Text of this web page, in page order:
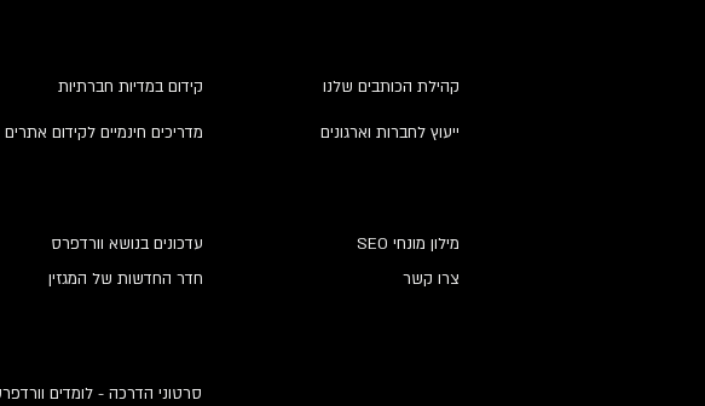
קידום במדיות חברתיות
מדריכים חינמיים לקידום אתרים
קהילת הכותבים שלנו
ייעוץ לחברות וארגונים
עדכונים בנושא וורדפרס
חדר החדשות של המגזין
מילון מונחי SEO
צרו קשר
סרטוני הדרכה - לומדים